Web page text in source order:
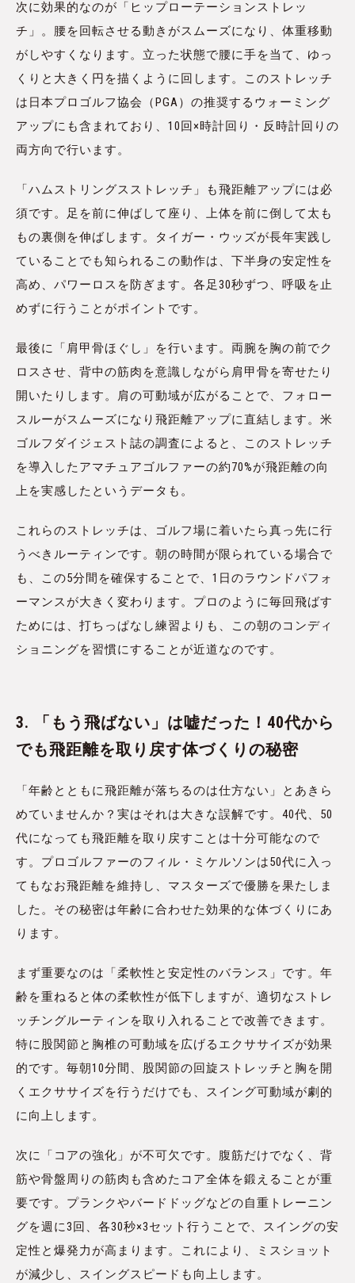
次に効果的なのが「ヒップローテーションストレッ
チ」。腰を回転させる動きがスムーズになり、体重移動
がしやすくなります。立った状態で腰に手を当て、ゆっ
くりと大きく円を描くように回します。このストレッチ
は日本プロゴルフ協会（PGA）の推奨するウォーミング
アップにも含まれており、10回×時計回り・反時計回りの
両方向で行います。
「ハムストリングスストレッチ」も飛距離アップには必
須です。足を前に伸ばして座り、上体を前に倒して太も
もの裏側を伸ばします。タイガー・ウッズが長年実践し
ていることでも知られるこの動作は、下半身の安定性を
高め、パワーロスを防ぎます。各足30秒ずつ、呼吸を止
めずに行うことがポイントです。
最後に「肩甲骨ほぐし」を行います。両腕を胸の前でク
ロスさせ、背中の筋肉を意識しながら肩甲骨を寄せたり
開いたりします。肩の可動域が広がることで、フォロー
スルーがスムーズになり飛距離アップに直結します。米
ゴルフダイジェスト誌の調査によると、このストレッチ
を導入したアマチュアゴルファーの約70%が飛距離の向
上を実感したというデータも。
これらのストレッチは、ゴルフ場に着いたら真っ先に行
うべきルーティンです。朝の時間が限られている場合で
も、この5分間を確保することで、1日のラウンドパフォ
ーマンスが大きく変わります。プロのように毎回飛ばす
ためには、打ちっぱなし練習よりも、この朝のコンディ
ショニングを習慣にすることが近道なのです。
3. 「もう飛ばない」は嘘だった！40代から
でも飛距離を取り戻す体づくりの秘密
「年齢とともに飛距離が落ちるのは仕方ない」とあきら
めていませんか？実はそれは大きな誤解です。40代、50
代になっても飛距離を取り戻すことは十分可能なので
す。プロゴルファーのフィル・ミケルソンは50代に入っ
てもなお飛距離を維持し、マスターズで優勝を果たしま
した。その秘密は年齢に合わせた効果的な体づくりにあ
ります。
まず重要なのは「柔軟性と安定性のバランス」です。年
齢を重ねると体の柔軟性が低下しますが、適切なストレ
ッチングルーティンを取り入れることで改善できます。
特に股関節と胸椎の可動域を広げるエクササイズが効果
的です。毎朝10分間、股関節の回旋ストレッチと胸を開
くエクササイズを行うだけでも、スイング可動域が劇的
に向上します。
次に「コアの強化」が不可欠です。腹筋だけでなく、背
筋や骨盤周りの筋肉も含めたコア全体を鍛えることが重
要です。プランクやバードドッグなどの自重トレーニン
グを週に3回、各30秒×3セット行うことで、スイングの安
定性と爆発力が高まります。これにより、ミスショット
が減少し、スイングスピードも向上します。